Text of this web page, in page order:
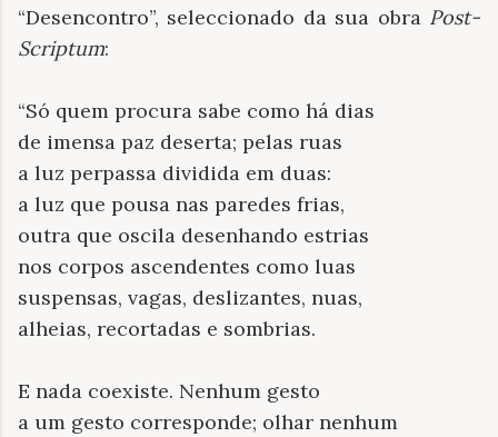
“Desencontro”, seleccionado da sua obra Post-
Scriptum:
“Só quem procura sabe como há dias
de imensa paz deserta; pelas ruas
a luz perpassa dividida em duas:
a luz que pousa nas paredes frias,
outra que oscila desenhando estrias
nos corpos ascendentes como luas
suspensas, vagas, deslizantes, nuas,
alheias, recortadas e sombrias.
E nada coexiste. Nenhum gesto
a um gesto corresponde; olhar nenhum